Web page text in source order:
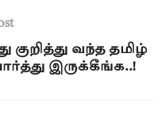
குறித்து வந்த தமிழ்
இருக்கீங்க..!